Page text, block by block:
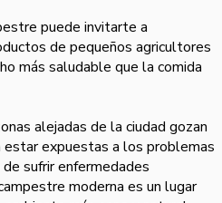
puede invitarte a
de pequeños agricultores
más saludable que la comida
alejadas de la ciudad gozan
estar expuestas a los problemas
sufrir enfermedades
moderna es un lugar